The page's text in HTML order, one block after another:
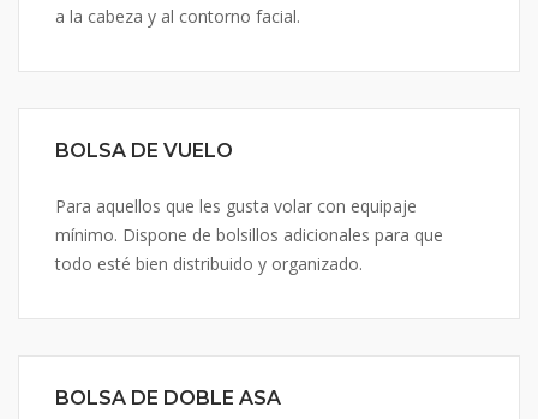
a la cabeza y al contorno facial.
BOLSA DE VUELO
Para aquellos que les gusta volar con equipaje
mínimo. Dispone de bolsillos adicionales para que
todo esté bien distribuido y organizado.
BOLSA DE DOBLE ASA